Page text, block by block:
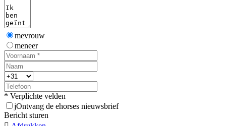
mevrouw
meneer
* Verplichte velden
jOntvang de ehorses nieuwsbrief
Bericht sturen